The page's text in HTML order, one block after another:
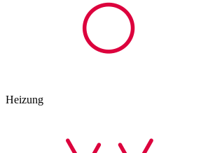
Heizung